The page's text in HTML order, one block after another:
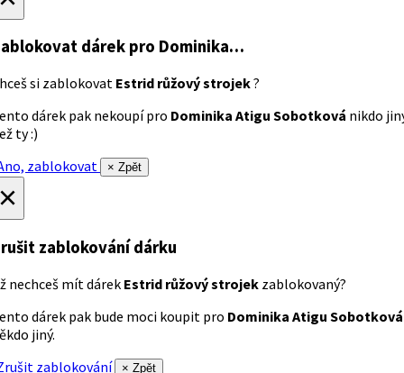
dárek pro Dominika…
si zablokovat Estrid růžový strojek?
dárek pak nekoupí pro Dominika Atigu Sobotková nikdo
ty :)
zablokovat
× Zpět
zablokování dárku
nechceš mít dárek Estrid růžový strojek zablokovaný?
dárek pak bude moci koupit pro Dominika Atigu Sobotková
jiný.
zablokování
× Zpět